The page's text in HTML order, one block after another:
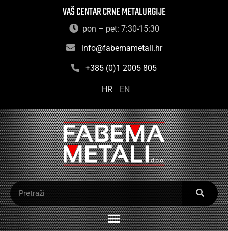
VAŠ CENTAR CRNE METALURGIJE
pon – pet: 7:30-15:30
info@fabemametali.hr
+385 (0)1 2005 805
HR EN